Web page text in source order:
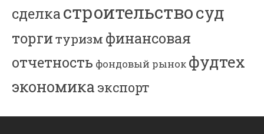
сделкастроительствосуд
торгитуризм финансовая
отчетность фондовый рынок фудтех
экономика экспорт